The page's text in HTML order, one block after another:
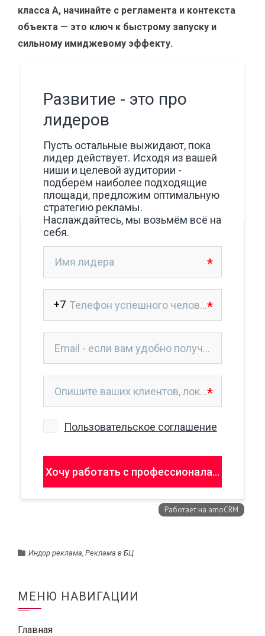
класса A, начинайте с регламента и контекста
объекта — это ключ к быстрому запуску и
сильному имиджевому эффекту.
Индор реклама, Реклама в БЦ
МЕНЮ НАВИГАЦИИ
Главная